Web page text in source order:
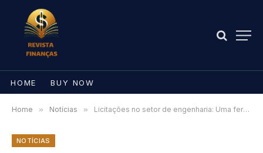
HOME BUY NOW
Home » Notícias » Licitações no setor de engenharia: Uma ferramenta de crescimento sustentável? Saiba neste artigo
NOTÍCIAS